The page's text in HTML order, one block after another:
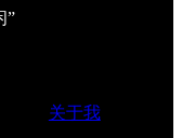
”
关于我